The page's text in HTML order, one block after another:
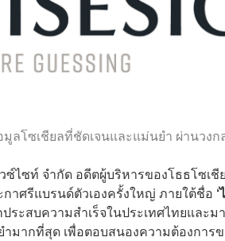
ลโซเชียลที่ชัดเจนและแม่นยำ ผ่านวง
ไซท์ จำกัด อดีตผู้บริหารของโธธโซเชี
าศรีแบรนด์ตัวเองครั้งใหญ่ ภายใต้ชื่อ
ะสบความสำเร็จในประเทศไทยและม
ากที่สุด เพื่อตอบสนองความต้องการข